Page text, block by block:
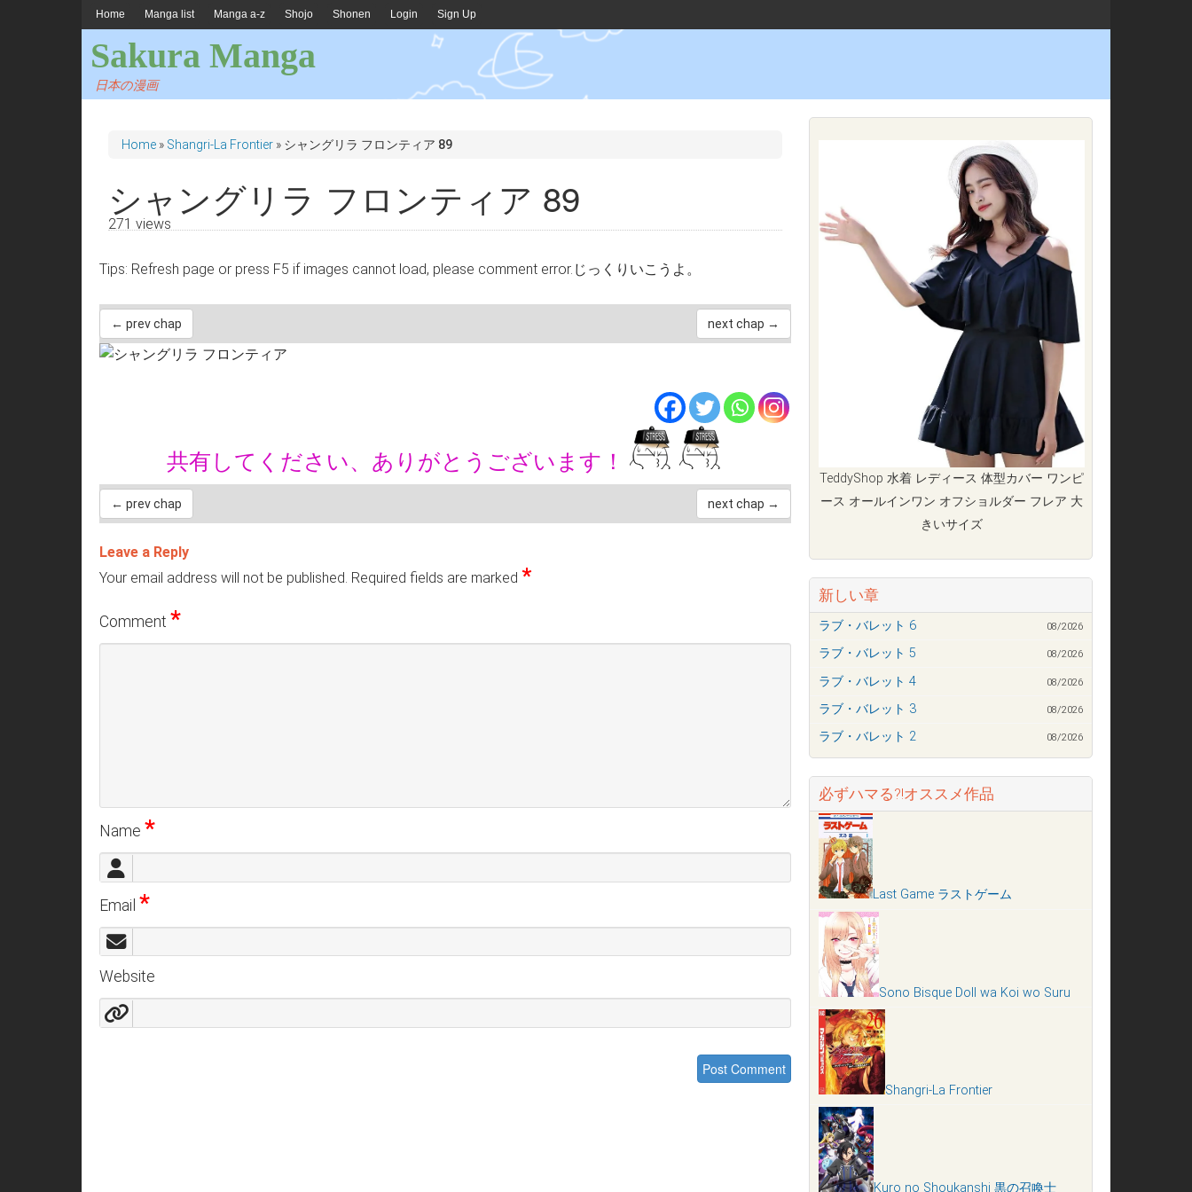
Home Manga list Manga a-z Shojo Shonen Login Sign Up
Sakura Manga
日本の漫画
Home » Shangri-La Frontier » シャングリラ フロンティア 89
シャングリラ フロンティア 89
271 views
Tips: Refresh page or press F5 if images cannot load, please comment error.じっくりいこうよ。
← prev chap next chap →
共有してください、ありがとうございます！
← prev chap next chap →
Leave a Reply
Your email address will not be published. Required fields are marked *
Comment *
Name *
Email *
Website
TeddyShop 水着 レディース 体型カバー ワンピ
ース オールインワン オフショルダー フレア 大
きいサイズ
新しい章
ラブ・バレット 6 08/2026
ラブ・バレット 5 08/2026
ラブ・バレット 4 08/2026
ラブ・バレット 3 08/2026
ラブ・バレット 2 08/2026
必ずハマる?!オススメ作品
Last Game ラストゲーム
Sono Bisque Doll wa Koi wo Suru
Shangri-La Frontier
Kuro no Shoukanshi 黒の召喚士